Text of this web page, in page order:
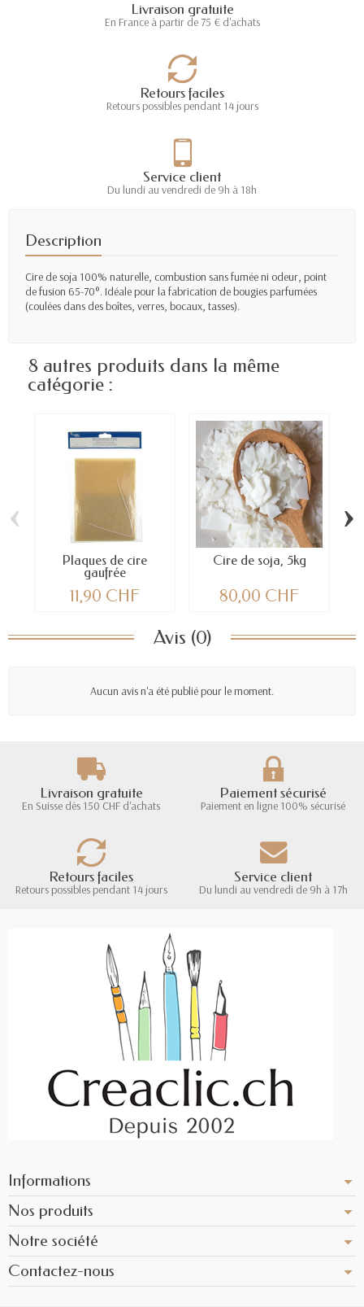
Livraison gratuite
En France à partir de 75 € d'achats
Retours faciles
Retours possibles pendant 14 jours
Service client
Du lundi au vendredi de 9h à 18h
Description
Cire de soja 100% naturelle, combustion sans fumée ni odeur, point
de fusion 65-70°. Idéale pour la fabrication de bougies parfumées
(coulées dans des boîtes, verres, bocaux, tasses).
8 autres produits dans la même
catégorie :
Plaques de cire
gaufrée
11,90 CHF
Cire de soja, 5kg
80,00 CHF
‹ ›
Avis (0)
Aucun avis n'a été publié pour le moment.
Livraison gratuite
En Suisse dès 150 CHF d'achats
Paiement sécurisé
Paiement en ligne 100% sécurisé
Retours faciles
Retours possibles pendant 14 jours
Service client
Du lundi au vendredi de 9h à 17h
Informations
Nos produits
Notre société
Contactez-nous